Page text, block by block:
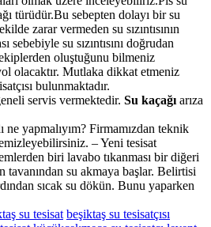
türüdür.Bu sebepten dolayı bir su
zarar vermeden su sızıntısının
sebebiyle su sızıntısını doğrudan
oluştuğunu bilmeniz
olacaktır. Mutlaka dikkat etmeniz
bulunmaktadır.
servis vermektedir. Su kaçağı arıza
ne yapmalıyım? Firmamızdan teknik
– Yeni tesisat
biri lavabo tıkanması bir diğeri
tavanından su akmaya başlar. Belirtisi
sıcak su dökün. Bunu yaparken
su tesisat beşiktaş su tesisatçısı